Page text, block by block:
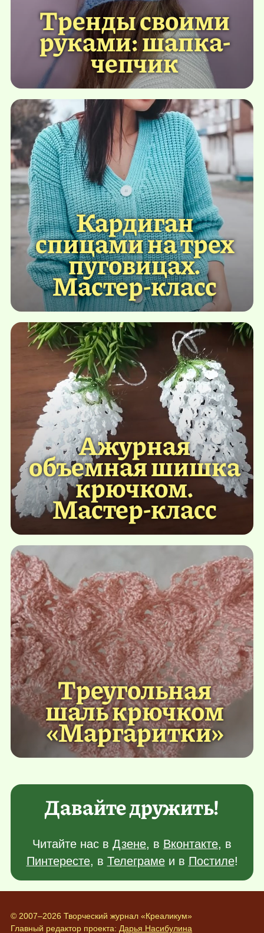
Тренды своими
руками: шапка-
чепчик
Кардиган
спицами на трех
пуговицах.
Мастер-класс
Ажурная
объемная шишка
крючком.
Мастер-класс
Треугольная
шаль крючком
«Маргаритки»
Давайте дружить!
Читайте нас в Дзене, в Вконтакте, в
Пинтересте, в Телеграмеи в Постиле!
© 2007–2026 Творческий журнал «Креаликум»
Главный редактор проекта: Дарья Насибулина